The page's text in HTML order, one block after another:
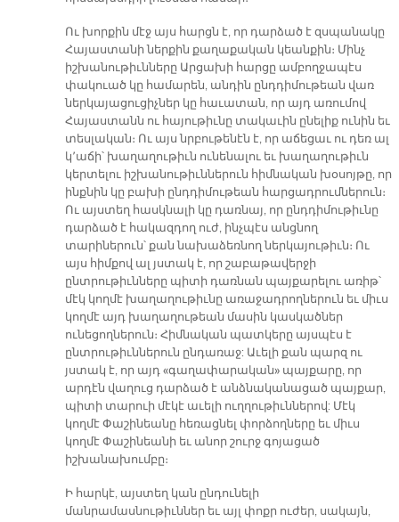
Ու խորքին մէջ այս հարցն է, որ դարձած է զսպանակը
Հայաստանի ներքին քաղաքական կեանքին։ Մինչ
իշխանութիւնները Արցախի հարցը ամբողջապէս
փակուած կը համարեն, անդին ընդդիմութեան վառ
ներկայացուցիչներ կը հաւատան, որ այդ առումով
Հայաստանն ու հայութիւնը տակաւին ընելիք ունին եւ
տեսլական։ Ու այս նրբութենէն է, որ աճեցաւ ու դեռ ալ
կ՚աճի՝ խաղաղութիւն ունենալու եւ խաղաղութիւն
կերտելու իշխանութիւններուն հիմնական խօսոյթը, որ
ինքնին կը բախի ընդդիմութեան հարցադրումներուն։
Ու այստեղ հասկնալի կը դառնայ, որ ընդդիմութիւնը
դարձած է հակազդող ուժ, ինչպէս անցնող
տարիներուն՝ քան նախաձեռնող ներկայութիւն։ Ու
այս հիմքով ալ յստակ է, որ շաբաթավերջի
ընտրութիւնները պիտի դառնան պայքարելու առիթ՝
մէկ կողմէ խաղաղութիւնը առաջադրողներուն եւ միւս
կողմէ այդ խաղաղութեան մասին կասկածներ
ունեցողներուն։ Հիմնական պատկերը այսպէս է
ընտրութիւններուն ընդառաջ: Աւելի քան պարզ ու
յստակ է, որ այդ «գաղափարական» պայքարը, որ
արդէն վաղուց դարձած է անձնականացած պայքար,
պիտի տարուի մէկէ աւելի ուղղութիւններով: Մէկ
կողմէ Փաշինեանը հեռացնել փորձողները եւ միւս
կողմէ Փաշինեանի եւ անոր շուրջ գոյացած
իշխանախումբը։
Ի հարկէ, այստեղ կան ընդունելի
մանրամասնութիւններ եւ այլ փոքր ուժեր, սակայն,